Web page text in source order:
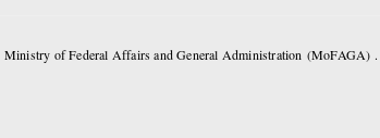
Ministry of Federal Affairs and General Administration (MoFAGA) .